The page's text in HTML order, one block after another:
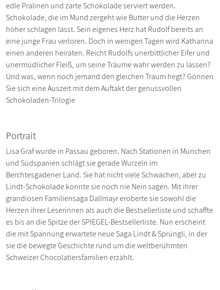
edle Pralinen und zarte Schokolade serviert werden.
Schokolade, die im Mund zergeht wie Butter und die Herzen
höher schlagen lässt. Sein eigenes Herz hat Rudolf bereits an
eine junge Frau verloren. Doch in wenigen Tagen wird Katharina
einen anderen heiraten. Reicht Rudolfs unerbittlicher Eifer und
unermüdlicher Fleiß, um seine Träume wahr werden zu lassen?
Und was, wenn noch jemand den gleichen Traum hegt? Gönnen
Sie sich eine Auszeit mit dem Auftakt der genussvollen
Schokoladen-Trilogie
Portrait
Lisa Graf wurde in Passau geboren. Nach Stationen in München
und Südspanien schlägt sie gerade Wurzeln im
Berchtesgadener Land. Sie hat nicht viele Schwächen, aber zu
Lindt-Schokolade konnte sie noch nie Nein sagen. Mit ihrer
grandiosen Familiensaga Dallmayr eroberte sie sowohl die
Herzen ihrer Leserinnen als auch die Bestsellerliste und schaffte
es bis an die Spitze der SPIEGEL-Bestsellerliste. Nun erscheint
die mit Spannung erwartete neue Saga Lindt & Sprüngli, in der
sie die bewegte Geschichte rund um die weltberühmten
Schweizer Chocolatiersfamilien erzählt.